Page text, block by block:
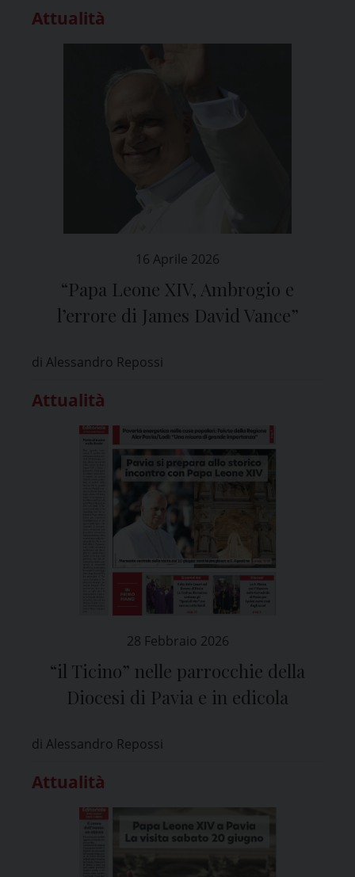
Attualità
16 Aprile 2026
“Papa Leone XIV, Ambrogio e
l’errore di James David Vance”
di Alessandro Repossi
Attualità
28 Febbraio 2026
“il Ticino” nelle parrocchie della
Diocesi di Pavia e in edicola
di Alessandro Repossi
Attualità